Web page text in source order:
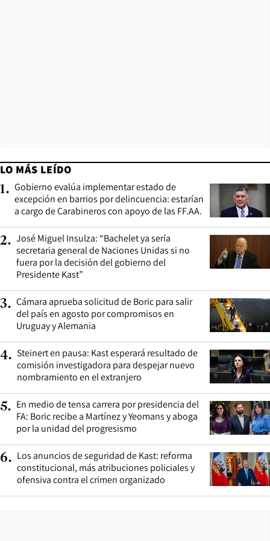
LO MÁS LEÍDO
1. Gobierno evalúa implementar estado de
excepción en barrios por delincuencia: estarían
a cargo de Carabineros con apoyo de las FF.AA.
2. José Miguel Insulza: “Bachelet ya sería
secretaria general de Naciones Unidas si no
fuera por la decisión del gobierno del
Presidente Kast”
3. Cámara aprueba solicitud de Boric para salir
del país en agosto por compromisos en
Uruguay y Alemania
4. Steinert en pausa: Kast esperará resultado de
comisión investigadora para despejar nuevo
nombramiento en el extranjero
5. En medio de tensa carrera por presidencia del
FA: Boric recibe a Martínez y Yeomans y aboga
por la unidad del progresismo
6. Los anuncios de seguridad de Kast: reforma
constitucional, más atribuciones policiales y
ofensiva contra el crimen organizado